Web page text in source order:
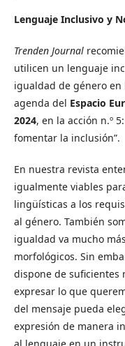
Lenguaje Inclusivo y
Trenden Journal
utilicen un lenguaje
igualdad de género
agenda del Espacio
2024, en la acción n.º
fomentar la inclusión”.
En nuestra revista
igualmente viables
lingüísticas a los
al género. También
igualdad va mucho
morfológicos. Sin
dispone de suficientes
expresar lo que
del mensaje pueda
expresión de manera